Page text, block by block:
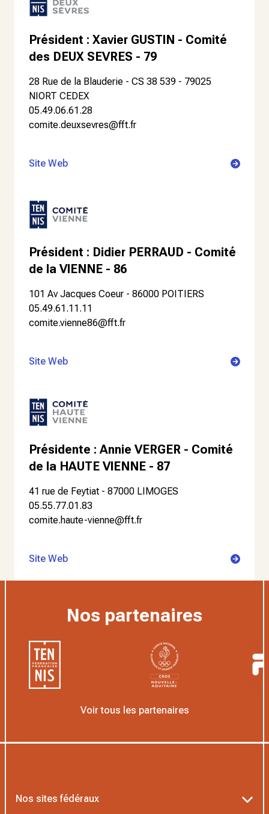
Président : Xavier GUSTIN - Comité
des DEUX SEVRES - 79
28 Rue de la Blauderie - CS 38 539 - 79025
NIORT CEDEX
05.49.06.61.28
comite.deuxsevres@fft.fr
Site Web
Président : Didier PERRAUD - Comité
de la VIENNE - 86
101 Av Jacques Coeur - 86000 POITIERS
05.49.61.11.11
comite.vienne86@fft.fr
Site Web
Présidente : Annie VERGER - Comité
de la HAUTE VIENNE - 87
41 rue de Feytiat - 87000 LIMOGES
05.55.77.01.83
comite.haute-vienne@fft.fr
Site Web
Nos partenaires
Voir tous les partenaires
Nos sites fédéraux